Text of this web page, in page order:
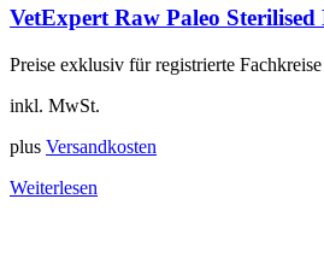
VetExpert Raw Paleo
Preise exklusiv für registrierte Fachkreise
inkl. MwSt.
plus Versandkosten
Weiterlesen